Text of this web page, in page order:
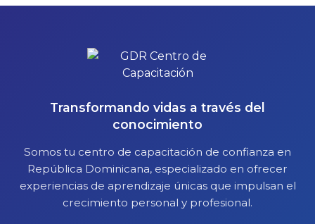
Transformando vidas a través del
conocimiento
Somos tu centro de capacitación de confianza en
República Dominicana, especializado en ofrecer
experiencias de aprendizaje únicas que impulsan el
crecimiento personal y profesional.